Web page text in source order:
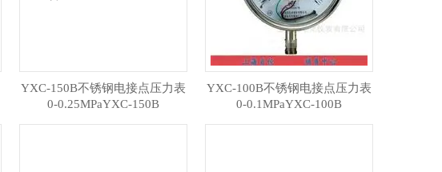
YXC-150B不锈钢电接点压力表
0-0.25MPaYXC-150B
YXC-100B不锈钢电接点压力表
0-0.1MPaYXC-100B